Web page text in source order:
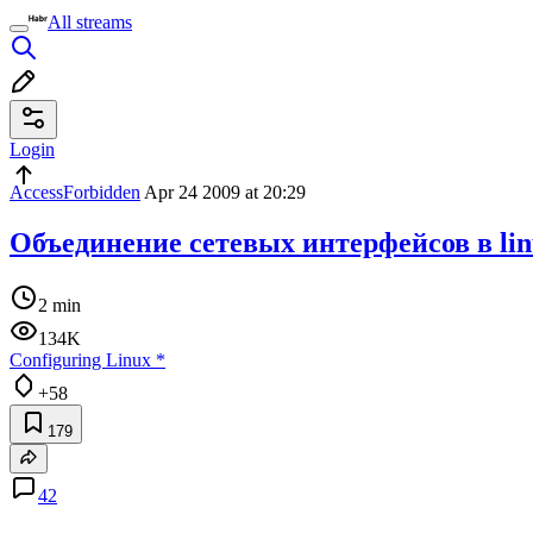
All streams
Login
AccessForbidden Apr 24 2009 at 20:29
Объединение сетевых интерфейсов в
2 min
134K
Configuring Linux *
+58
179
42